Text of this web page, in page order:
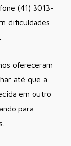
(41) 3013-
dificuldades
ofereceram
até que a
em outro
para